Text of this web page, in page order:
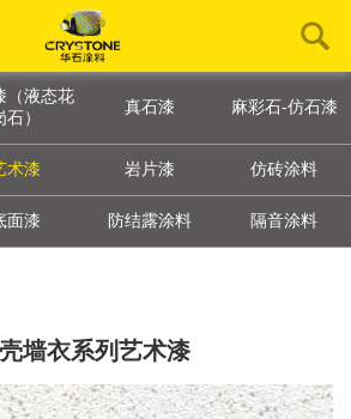
（液态花
石）
真石漆 麻彩石-仿石漆
术漆 岩片漆 仿砖涂料
面漆 防结露涂料 隔音涂料
墙衣系列艺术漆